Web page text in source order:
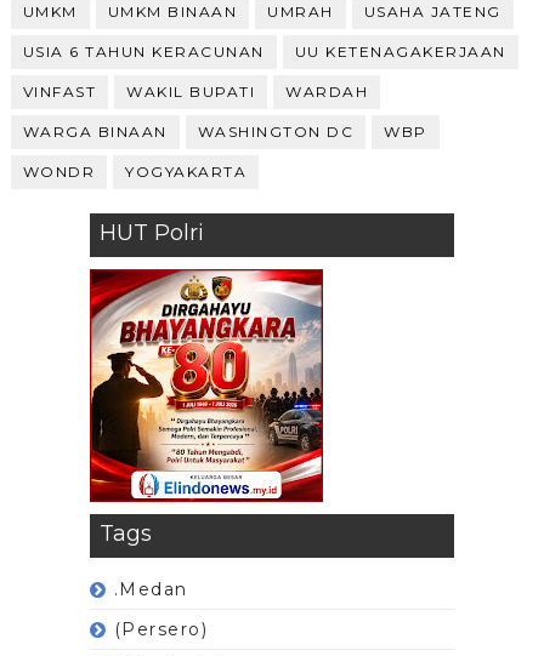
UMKM UMKM BINAAN UMRAH USAHA JATENG
USIA 6 TAHUN KERACUNAN UU KETENAGAKERJAAN
VINFAST WAKIL BUPATI WARDAH
WARGA BINAAN WASHINGTON DC WBP
WONDR YOGYAKARTA
HUT Polri
Tags
.Medan
(Persero)